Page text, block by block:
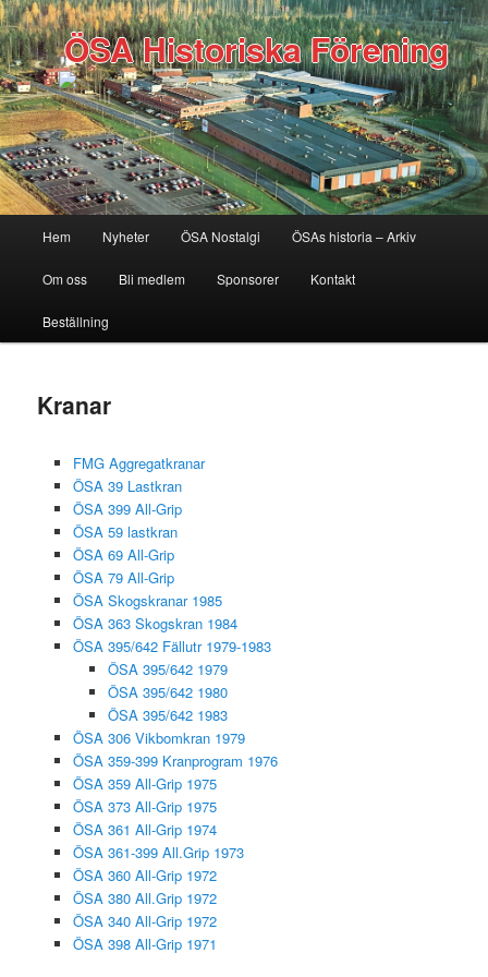
ÖSA Historiska Förening
Hoppa
till
huvudinnehåll
Hem Nyheter ÖSA Nostalgi ÖSAs historia – Arkiv
Om oss Bli medlem Sponsorer Kontakt
Beställning
Kranar
FMG Aggregatkranar
ÖSA 39 Lastkran
ÖSA 399 All-Grip
ÖSA 59 lastkran
ÖSA 69 All-Grip
ÖSA 79 All-Grip
ÖSA Skogskranar 1985
ÖSA 363 Skogskran 1984
ÖSA 395/642 Fällutr 1979-1983
ÖSA 395/642 1979
ÖSA 395/642 1980
ÖSA 395/642 1983
ÖSA 306 Vikbomkran 1979
ÖSA 359-399 Kranprogram 1976
ÖSA 359 All-Grip 1975
ÖSA 373 All-Grip 1975
ÖSA 361 All-Grip 1974
ÖSA 361-399 All.Grip 1973
ÖSA 360 All-Grip 1972
ÖSA 380 All.Grip 1972
ÖSA 340 All-Grip 1972
ÖSA 398 All-Grip 1971